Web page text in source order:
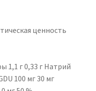
ценность
1,1 г 0,33 г Натрий
100 мг 30 мг